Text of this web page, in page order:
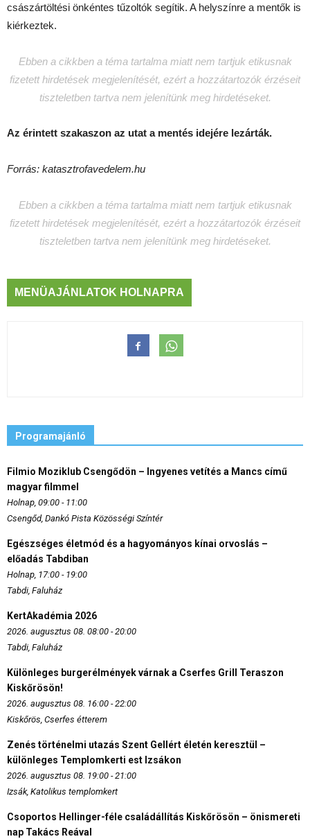
császártöltési önkéntes tűzoltók segítik. A helyszínre a mentők is
kiérkeztek.
Ebben a cikkben a téma tartalma miatt nem tartjuk etikusnak
fizetett hirdetések megjelenítését, ezért a hozzátartozók érzéseit
tiszteletben tartva nem jelenítünk meg hirdetéseket.
Az érintett szakaszon az utat a mentés idejére lezárták.
Forrás: katasztrofavedelem.hu
Ebben a cikkben a téma tartalma miatt nem tartjuk etikusnak
fizetett hirdetések megjelenítését, ezért a hozzátartozók érzéseit
tiszteletben tartva nem jelenítünk meg hirdetéseket.
MENÜAJÁNLATOK HOLNAPRA
Programajánló
Filmio Moziklub Csengődön – Ingyenes vetítés a Mancs című
magyar filmmel
Holnap, 09:00 - 11:00
Csengőd, Dankó Pista Közösségi Színtér
Egészséges életmód és a hagyományos kínai orvoslás –
előadás Tabdiban
Holnap, 17:00 - 19:00
Tabdi, Faluház
KertAkadémia 2026
2026. augusztus 08. 08:00 - 20:00
Tabdi, Faluház
Különleges burgerélmények várnak a Cserfes Grill Teraszon
Kiskőrösön!
2026. augusztus 08. 16:00 - 22:00
Kiskőrös, Cserfes étterem
Zenés történelmi utazás Szent Gellért életén keresztül –
különleges Templomkerti est Izsákon
2026. augusztus 08. 19:00 - 21:00
Izsák, Katolikus templomkert
Csoportos Hellinger-féle családállítás Kiskőrösön – önismereti
nap Takács Reával